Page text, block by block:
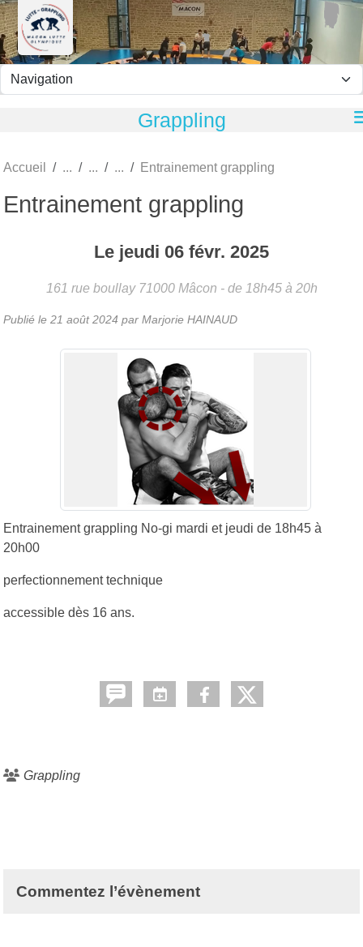
Grappling
Accueil Entrainement grappling
Entrainement grappling
Le jeudi 06 févr. 2025
161 rue boullay 71000 Mâcon - de 18h45 à 20h
Publié le 21 août 2024 par Marjorie HAINAUD
Entrainement grappling No-gi mardi et jeudi de 18h45 à
20h00
perfectionnement technique
accessible dès 16 ans.
Grappling
Commentez l’évènement
Panneau de gestion des cookies